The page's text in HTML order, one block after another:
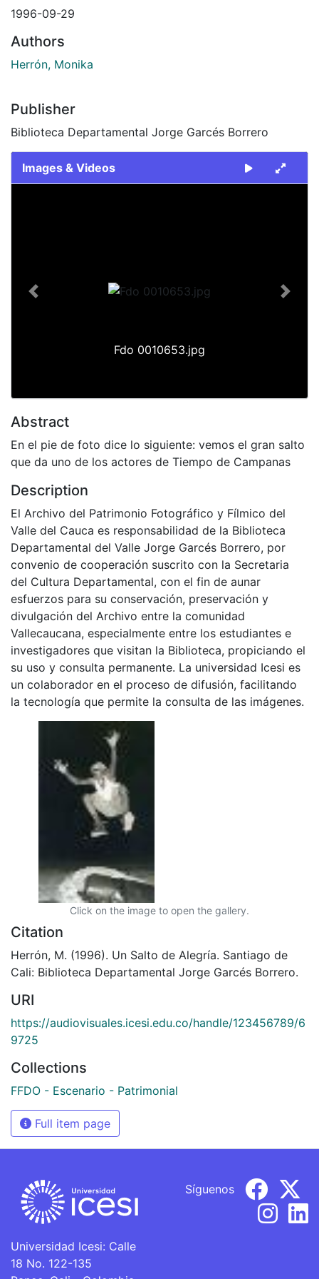
1996-09-29
Authors
Herrón, Monika
Publisher
Biblioteca Departamental Jorge Garcés Borrero
Images & Videos
Fdo 0010653.jpg
Previous Next
Abstract
En el pie de foto dice lo siguiente: vemos el gran salto
que da uno de los actores de Tiempo de Campanas
Description
El Archivo del Patrimonio Fotográfico y Fílmico del
Valle del Cauca es responsabilidad de la Biblioteca
Departamental del Valle Jorge Garcés Borrero, por
convenio de cooperación suscrito con la Secretaria
del Cultura Departamental, con el fin de aunar
esfuerzos para su conservación, preservación y
divulgación del Archivo entre la comunidad
Vallecaucana, especialmente entre los estudiantes e
investigadores que visitan la Biblioteca, propiciando el
su uso y consulta permanente. La universidad Icesi es
un colaborador en el proceso de difusión, facilitando
la tecnología que permite la consulta de las imágenes.
Click on the image to open the gallery.
Citation
Herrón, M. (1996). Un Salto de Alegría. Santiago de
Cali: Biblioteca Departamental Jorge Garcés Borrero.
URI
https://audiovisuales.icesi.edu.co/handle/123456789/6
9725
Collections
FFDO - Escenario - Patrimonial
Full item page
Universidad Icesi: Calle
18 No. 122-135
Síguenos